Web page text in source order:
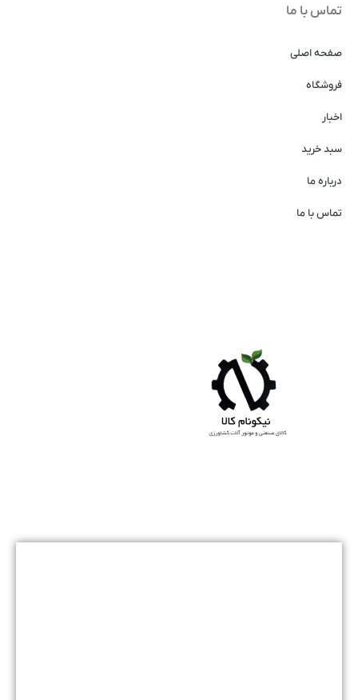
تماس با ما
صفحه اصلی
فروشگاه
اخبار
سبد خرید
درباره ما
تماس با ما